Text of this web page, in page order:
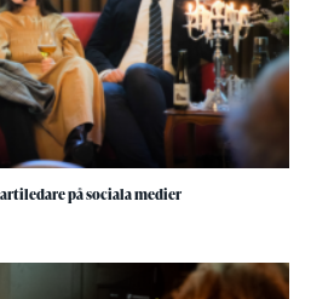
på sociala medier